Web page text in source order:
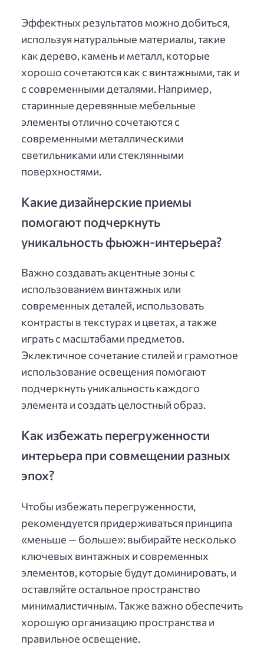
Эффектных результатов можно добиться,
используя натуральные материалы, такие
как дерево, камень и металл, которые
хорошо сочетаются как с винтажными, так и
с современными деталями. Например,
старинные деревянные мебельные
элементы отлично сочетаются с
современными металлическими
светильниками или стеклянными
поверхностями.
Какие дизайнерские приемы
помогают подчеркнуть
уникальность фьюжн-интерьера?
Важно создавать акцентные зоны с
использованием винтажных или
современных деталей, использовать
контрасты в текстурах и цветах, а также
играть с масштабами предметов.
Эклектичное сочетание стилей и грамотное
использование освещения помогают
подчеркнуть уникальность каждого
элемента и создать целостный образ.
Как избежать перегруженности
интерьера при совмещении разных
эпох?
Чтобы избежать перегруженности,
рекомендуется придерживаться принципа
«меньше — больше»: выбирайте несколько
ключевых винтажных и современных
элементов, которые будут доминировать, и
оставляйте остальное пространство
минималистичным. Также важно обеспечить
хорошую организацию пространства и
правильное освещение.